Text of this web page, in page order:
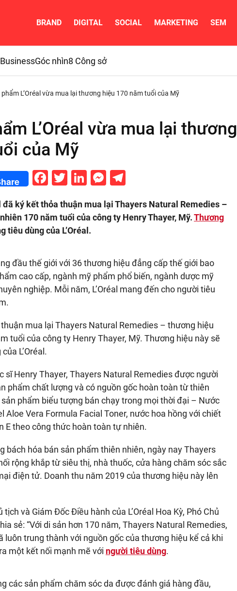
BRAND DIGITAL SOCIAL MARKETING SEM
BusinessGóc nhìn8 Công sở
L’Oréal vừa mua lại thương hiệu 170 năm tuổi của Mỹ
L’Oréal vừa mua lại thương
của Mỹ
Facebook
Twitter
LinkedIn
Messenger
Telegram
đã ký kết thỏa thuận mua lại Thayers Natural Remedies –
170 năm tuổi của công ty Henry Thayer, Mỹ.Thương
tiêu dùng của L’Oréal.
đầu thế giới với 36 thương hiệu đẳng cấp thế giới bao
cao cấp, ngành mỹ phẩm phổ biến, ngành dược mỹ
nghiệp. Mỗi năm, L’Oréal mang đến cho người tiêu
thuận mua lại Thayers Natural Remedies – thương hiệu
tuổi của công ty Henry Thayer, Mỹ. Thương hiệu này sẽ
L’Oréal.
sĩ Henry Thayer, Thayers Natural Remedies được người
phẩm chất lượng và có nguồn gốc hoàn toàn từ thiên
phẩm biểu tượng bán chạy trong mọi thời đại – Nước
Aloe Vera Formula Facial Toner, nước hoa hồng với chiết
E theo công thức hoàn toàn tự nhiên.
bách hóa bán sản phẩm thiên nhiên, ngày nay Thayers
rộng khắp từ siêu thị, nhà thuốc, cửa hàng chăm sóc sắc
điện tử. Doanh thu năm 2019 của thương hiệu này lên
và Giám Đốc Điều hành của L’Oréal Hoa Kỳ, Phó Chủ
sẻ: “Với di sản hơn 170 năm, Thayers Natural Remedies,
trung thành với nguồn gốc của thương hiệu kể cả khi
một kết nối mạnh mẽ với người tiêu dùng.
các sản phẩm chăm sóc da được đánh giá hàng đầu,